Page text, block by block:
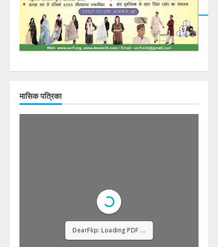
मासिक पत्रिका
DearFlip: Loading PDF
23% ...